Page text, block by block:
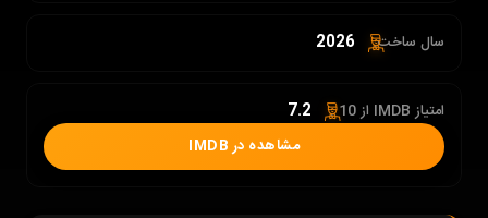
سال ساخت: 2026
امتیاز IMDB از 10 : 7.2
مشاهده در IMDB